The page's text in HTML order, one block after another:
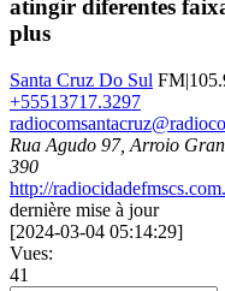
atingir diferentes
plus
Santa Cruz Do Sul
+55513717.3297
Rua Agudo 97, Arroio
390
http://
dernière mise à jour
[2024-03-04 05:14:29]
Vues:
41